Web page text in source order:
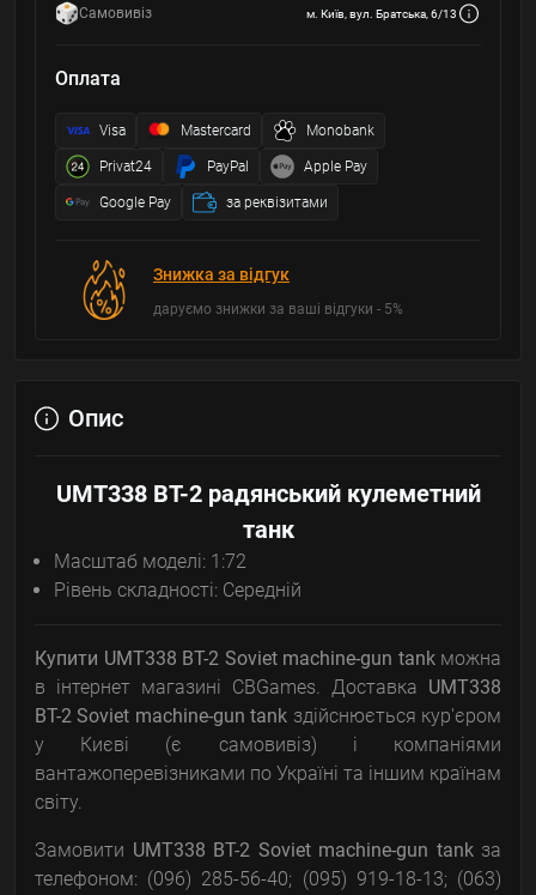
Самовивіз м. Київ, вул. Братська, 6/13
Оплата
Visa Mastercard Monobank
Privat24 PayPal Apple Pay
Google Pay за реквізитами
Знижка за відгук
даруємо знижки за ваші відгуки - 5%
Опис
UMT338 BT-2 радянський кулеметний
танк
Масштаб моделі: 1:72
Рівень складності: Середній
Купити UMT338 BT-2 Soviet machine-gun tankможна
в інтернет магазині CBGames. Доставка UMT338
BT-2 Soviet machine-gun tank здійснюється кур'єром
у Києві (є самовивіз) і компаніями
вантажоперевізниками по Україні та іншим країнам
світу.
Замовити UMT338 BT-2 Soviet machine-gun tankза
телефоном: (096) 285-56-40; (095) 919-18-13; (063)